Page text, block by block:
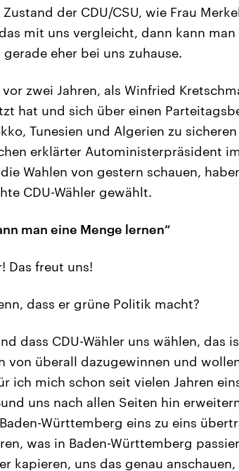
der CDU/CSU, wie Frau
mit uns vergleicht, dann kann
eher bei uns zuhause.
zwei Jahren, als Winfried
hat und sich über einen
Tunesien und Algerien zu
erklärter Autoministerpräsident
Wahlen von gestern schauen,
CDU-Wähler gewählt.
man eine Menge lernen“
Das freut uns!
dass er grüne Politik macht?
dass CDU-Wähler uns wählen, das
von überall dazugewinnen und
ich mich schon seit vielen Jahren
uns nach allen Seiten hin
Württemberg eins zu eins
was in Baden-Württemberg
kapieren, uns das genau